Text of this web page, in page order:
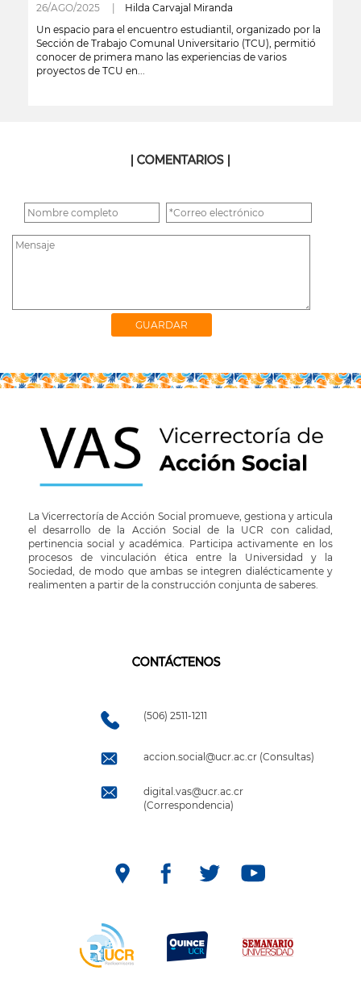
26/AGO/2025 | Hilda Carvajal Miranda
Un espacio para el encuentro estudiantil, organizado por la
Sección de Trabajo Comunal Universitario (TCU), permitió
conocer de primera mano las experiencias de varios
proyectos de TCU en...
| COMENTARIOS |
La Vicerrectoría de Acción Social promueve, gestiona y articula
el desarrollo de la Acción Social de la UCR con calidad,
pertinencia social y académica. Participa activamente en los
procesos de vinculación ética entre la Universidad y la
Sociedad, de modo que ambas se integren dialécticamente y
realimenten a partir de la construcción conjunta de saberes.
CONTÁCTENOS
(506) 2511-1211
accion.social@ucr.ac.cr (Consultas)
digital.vas@ucr.ac.cr
(Correspondencia)